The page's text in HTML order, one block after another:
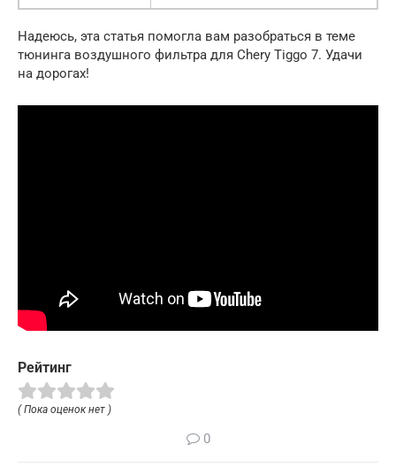
Надеюсь, эта статья помогла вам разобраться в теме
тюнинга воздушного фильтра для Chery Tiggo 7. Удачи
на дорогах!
Рейтинг
( Пока оценок нет )
0